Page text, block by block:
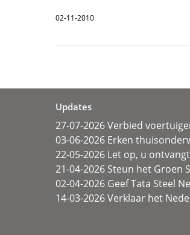
02-11-2010
Updates
27-07-2026 Verbied
03-06-2026 Erken
22-05-2026 Let op, u
21-04-2026 Steun het Groen
02-04-2026 Geef Tata Steel
14-03-2026 Verklaar het